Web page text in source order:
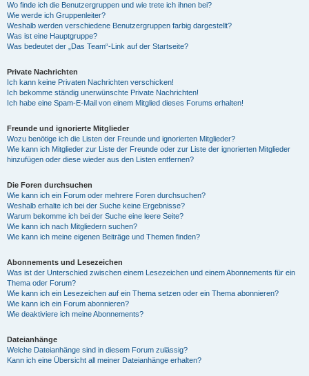
Wo finde ich die Benutzergruppen und wie trete ich ihnen bei?
Wie werde ich Gruppenleiter?
Weshalb werden verschiedene Benutzergruppen farbig dargestellt?
Was ist eine Hauptgruppe?
Was bedeutet der „Das Team“-Link auf der Startseite?
Private Nachrichten
Ich kann keine Privaten Nachrichten verschicken!
Ich bekomme ständig unerwünschte Private Nachrichten!
Ich habe eine Spam-E-Mail von einem Mitglied dieses Forums erhalten!
Freunde und ignorierte Mitglieder
Wozu benötige ich die Listen der Freunde und ignorierten Mitglieder?
Wie kann ich Mitglieder zur Liste der Freunde oder zur Liste der ignorierten Mitglieder
hinzufügen oder diese wieder aus den Listen entfernen?
Die Foren durchsuchen
Wie kann ich ein Forum oder mehrere Foren durchsuchen?
Weshalb erhalte ich bei der Suche keine Ergebnisse?
Warum bekomme ich bei der Suche eine leere Seite?
Wie kann ich nach Mitgliedern suchen?
Wie kann ich meine eigenen Beiträge und Themen finden?
Abonnements und Lesezeichen
Was ist der Unterschied zwischen einem Lesezeichen und einem Abonnements für ein
Thema oder Forum?
Wie kann ich ein Lesezeichen auf ein Thema setzen oder ein Thema abonnieren?
Wie kann ich ein Forum abonnieren?
Wie deaktiviere ich meine Abonnements?
Dateianhänge
Welche Dateianhänge sind in diesem Forum zulässig?
Kann ich eine Übersicht all meiner Dateianhänge erhalten?